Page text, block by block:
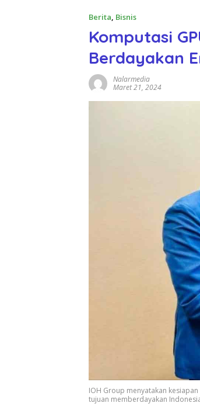
Berita, Bisnis
Komputasi
Berdayakan
Nalarmedia
Maret 21, 2024
IOH Group menyatakan
tujuan memberdayakan